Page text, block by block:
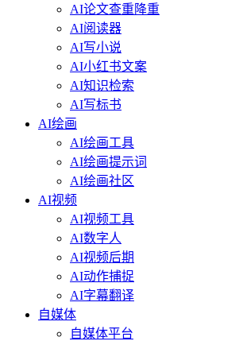
AI论文查重降重
AI阅读器
AI写小说
AI小红书文案
AI知识检索
AI写标书
AI绘画
AI绘画工具
AI绘画提示词
AI绘画社区
AI视频
AI视频工具
AI数字人
AI视频后期
AI动作捕捉
AI字幕翻译
自媒体
自媒体平台